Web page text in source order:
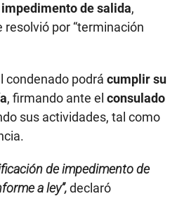
de salida,
resolvió por “terminación
condenado podrá cumplir su
, firmando ante el consulado
sus actividades, tal como
de impedimento de
a ley”,declaró